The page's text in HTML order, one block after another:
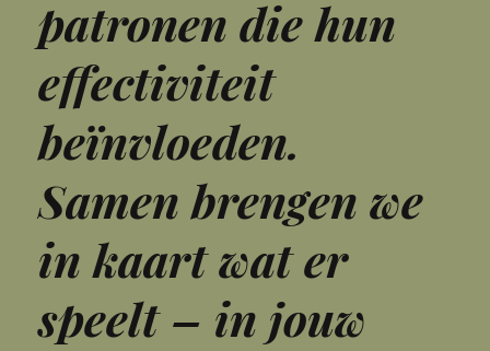
patronen die hun
effectiviteit
beïnvloeden.
Samen brengen we
in kaart wat er
speelt – in jouw